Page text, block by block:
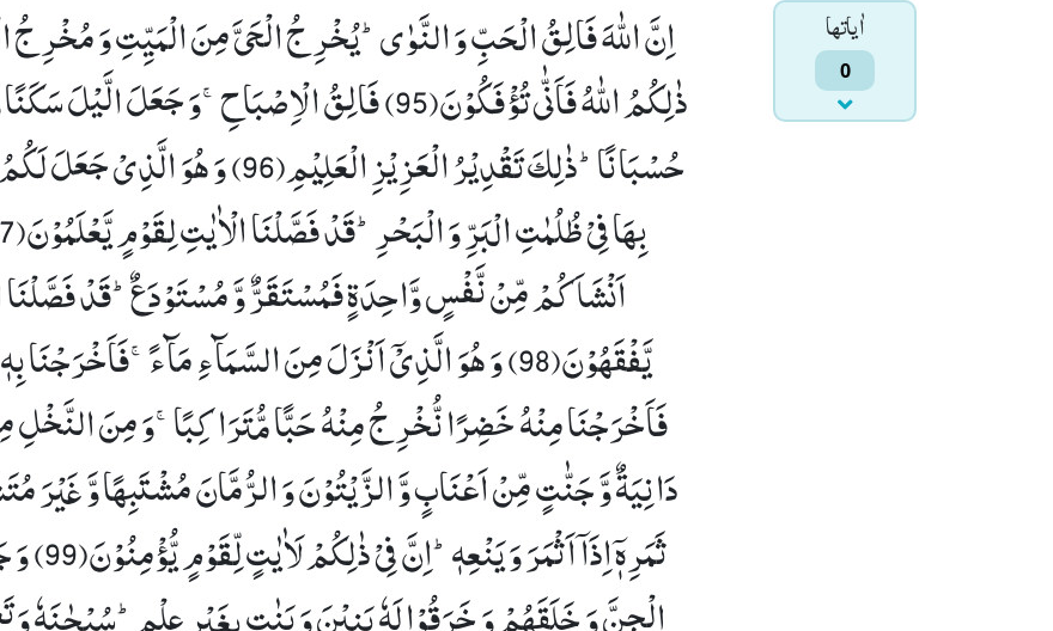
اٰياتها
0
اِنَّ اللّٰهَ فَالِقُ الْحَبِّ وَ النَّوٰىؕ-یُخْرِ جُ الْحَیَّ مِنَ الْمَیِّتِ وَ مُخْرِ
ذٰلِكُمُ اللّٰهُ فَاَنّٰى تُؤْفَكُوْنَ(95)
فَالِقُ الْاِصْبَاحِۚ-وَ جَعَلَ الَّیْلَ
حُسْبَانًاؕ-ذٰلِكَ تَقْدِیْرُ الْعَزِیْزِ الْعَلِیْمِ(96)
وَ هُوَ الَّذِیْ جَعَلَ
بِهَا فِیْ ظُلُمٰتِ الْبَرِّ وَ الْبَحْرِؕ-قَدْ فَصَّلْنَا الْاٰیٰتِ لِقَوْمٍ یَّعْلَمُوْنَ(97)
اَنْشَاَكُمْ مِّنْ نَّفْسٍ وَّاحِدَةٍ فَمُسْتَقَرٌّ وَّ مُسْتَوْدَعٌؕ-قَدْ فَصَّلْنَا
یَّفْقَهُوْنَ(98)
وَ هُوَ الَّذِیْۤ اَنْزَلَ مِنَ السَّمَآءِ مَآءًۚ-فَاَخْرَجْنَا
فَاَخْرَجْنَا مِنْهُ خَضِرًا نُّخْرِ جُ مِنْهُ حَبًّا مُّتَرَاكِبًاۚ-وَ مِنَ النَّخْلِ
دَانِیَةٌ وَّ جَنّٰتٍ مِّنْ اَعْنَابٍ وَّ الزَّیْتُوْنَ وَ الرُّمَّانَ مُشْتَبِهًا وَّ غَیْرَ
ثَمَرِهٖۤ اِذَاۤ اَثْمَرَ وَ یَنْعِهٖؕ-اِنَّ فِیْ ذٰلِكُمْ لَاٰیٰتٍ لِّقَوْمٍ یُّؤْمِنُوْنَ(99)
وَ
الْجِنَّ وَ خَلَقَهُمْ وَ خَرَقُوْا لَهٗ بَنِیْنَ وَ بَنٰتٍۭ بِغَیْرِ عِلْمٍؕ-سُبْحٰنَهٗ وَ